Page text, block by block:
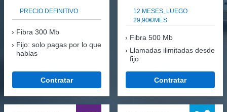
PRECIO DEFINITIVO
Fibra 300 Mb
Fijo: solo pagas por lo que
hablas
Contratar
12 MESES, LUEGO
29,90€/MES
Fibra 500 Mb
Llamadas ilimitadas desde
fijo
Contratar